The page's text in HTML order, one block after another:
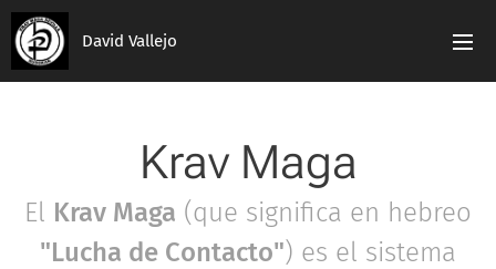
David Vallejo
Krav Maga
El Krav Maga (que significa en hebreo
"Lucha de Contacto") es el sistema